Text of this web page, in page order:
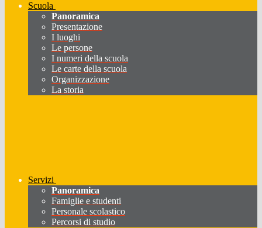
Scuola
Panoramica
Presentazione
I luoghi
Le persone
I numeri della scuola
Le carte della scuola
Organizzazione
La storia
Servizi
Panoramica
Famiglie e studenti
Personale scolastico
Percorsi di studio